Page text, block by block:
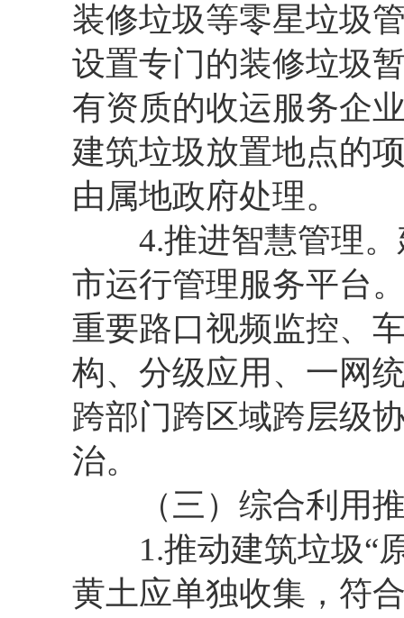
装修垃圾等零星垃圾
设置专门的装修垃圾
有资质的收运服务企
建筑垃圾放置地点的
由属地政府处理。
4.推进智慧管理。
市运行管理服务平台
重要路口视频监控、
构、分级应用、一网
跨部门跨区域跨层级
治。
（三）综合利用
1.推动建筑垃圾“原
黄土应单独收集，符